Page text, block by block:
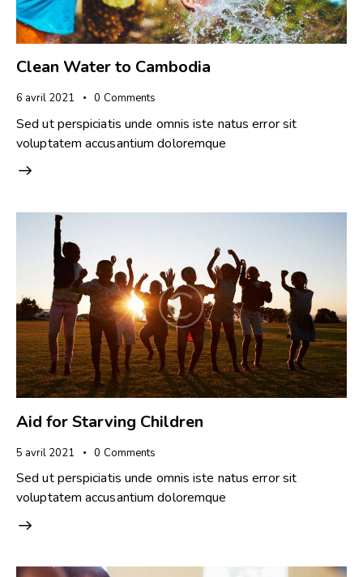
Clean Water to Cambodia
6 avril 2021 0 Comments
Sed ut perspiciatis unde omnis iste natus error sit
voluptatem accusantium doloremque
Aid for Starving Children
5 avril 2021 0 Comments
Sed ut perspiciatis unde omnis iste natus error sit
voluptatem accusantium doloremque